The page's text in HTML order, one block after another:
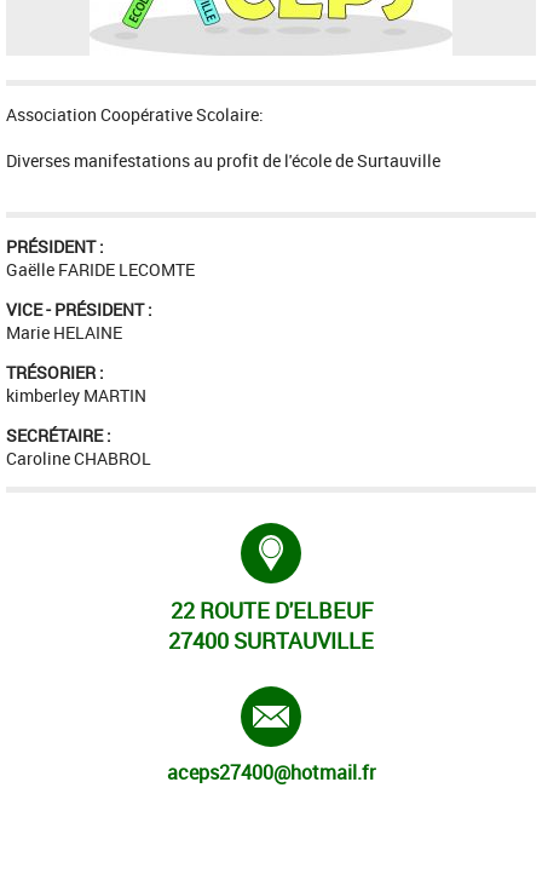
Association Coopérative Scolaire:
Diverses manifestations au profit de l'école de Surtauville
PRÉSIDENT :
Gaëlle FARIDE LECOMTE
VICE - PRÉSIDENT :
Marie HELAINE
TRÉSORIER :
kimberley MARTIN
SECRÉTAIRE :
Caroline CHABROL
22 ROUTE D'ELBEUF
27400 SURTAUVILLE
aceps27400@hotmail.fr